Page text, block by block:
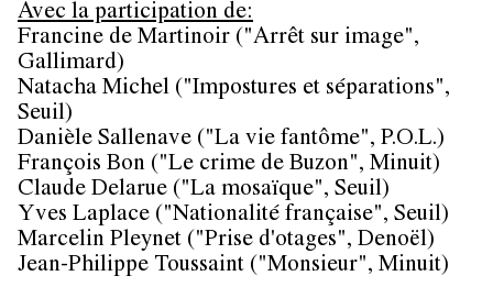
Avec la participation de:
Francine de Martinoir ("Arrêt sur image",
Gallimard)
Natacha Michel ("Impostures et séparations",
Seuil)
Danièle Sallenave ("La vie fantôme", P.O.L.)
François Bon ("Le crime de Buzon", Minuit)
Claude Delarue ("La mosaïque", Seuil)
Yves Laplace ("Nationalité française", Seuil)
Marcelin Pleynet ("Prise d'otages", Denoël)
Jean-Philippe Toussaint ("Monsieur", Minuit)